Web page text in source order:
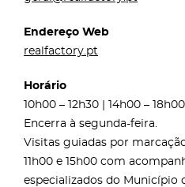
Endereço Web
realfactory.pt
Horário
10h00 – 12h30 | 14h00 – 18h00
Encerra à segunda-feira.
Visitas guiadas por
11h00 e 15h00 com
especializados do Município